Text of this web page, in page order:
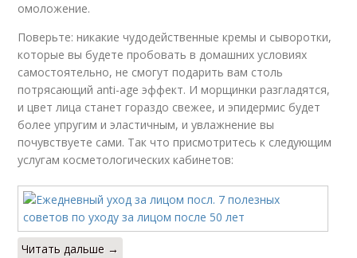
омоложение.
Поверьте: никакие чудодейственные кремы и сыворотки,
которые вы будете пробовать в домашних условиях
самостоятельно, не смогут подарить вам столь
потрясающий anti-age эффект. И морщинки разгладятся,
и цвет лица станет гораздо свежее, и эпидермис будет
более упругим и эластичным, и увлажнение вы
почувствуете сами. Так что присмотритесь к следующим
услугам косметологических кабинетов:
Читать дальше →